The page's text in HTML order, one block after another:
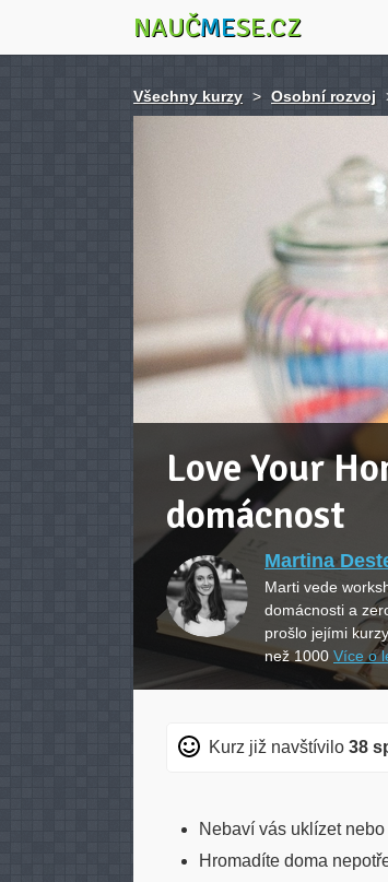
NAUČMESE.CZ
Všechny kurzy > Osobní rozvoj
Love Your
domácnost
Martina
Marti vede
domácnosti a
prošlo jejími
než 1000 Více o
Kurz již navštívilo 38
Nebaví vás uklízet
Hromadíte doma